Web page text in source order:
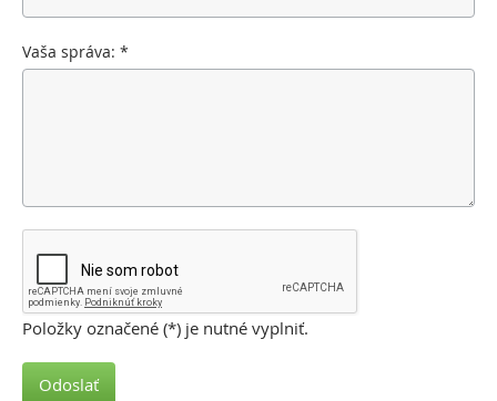
Vaša správa: *
Položky označené (*) je nutné vyplniť.
Odoslať